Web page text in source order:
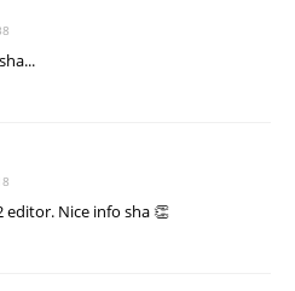
editor. Nice info sha 👏